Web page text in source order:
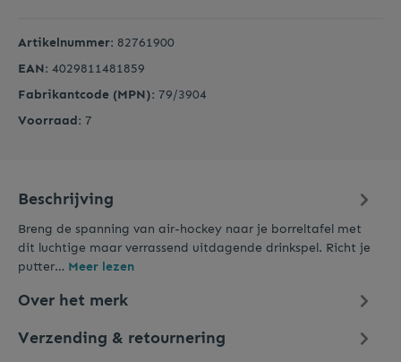
Artikelnummer: 82761900
EAN: 4029811481859
Fabrikantcode (MPN): 79/3904
Voorraad: 7
Beschrijving
Breng de spanning van air-hockey naar je borreltafel met
dit luchtige maar verrassend uitdagende drinkspel. Richt je
putter… Meer lezen
Over het merk
Verzending & retournering